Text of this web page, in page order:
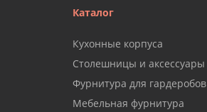
Каталог
Кухонные корпуса
Столешницы и аксессуары
Фурнитура для гардеробов
Мебельная фурнитура